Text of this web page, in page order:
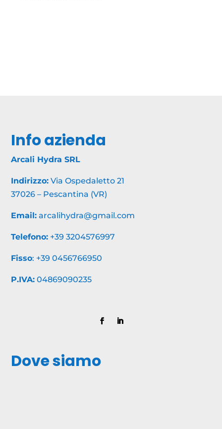
Info azienda
Arcali Hydra SRL
Indirizzo: Via Ospedaletto 21
37026 – Pescantina (VR)
Email: arcalihydra@gmail.com
Telefono: +39 3204576997
Fisso: +39 0456766950
P.IVA: 04869090235
Dove siamo